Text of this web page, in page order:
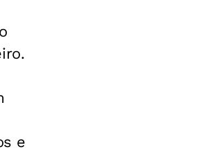
e